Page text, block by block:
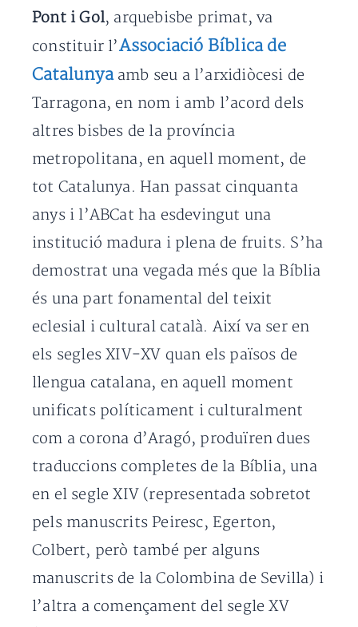
Pont i Gol, arquebisbe primat, va
constituir l’Associació Bíblica de
Catalunyaamb seu a l’arxidiòcesi de
Tarragona, en nom i amb l’acord dels
altres bisbes de la província
metropolitana, en aquell moment, de
tot Catalunya. Han passat cinquanta
anys i l’ABCat ha esdevingut una
institució madura i plena de fruits. S’ha
demostrat una vegada més que la Bíblia
és una part fonamental del teixit
eclesial i cultural català. Així va ser en
els segles XIV-XV quan els països de
llengua catalana, en aquell moment
unificats políticament i culturalment
com a corona d’Aragó, produïren dues
traduccions completes de la Bíblia, una
en el segle XIV (representada sobretot
pels manuscrits Peiresc, Egerton,
Colbert, però també per alguns
manuscrits de la Colombina de Sevilla) i
l’altra a començament del segle XV